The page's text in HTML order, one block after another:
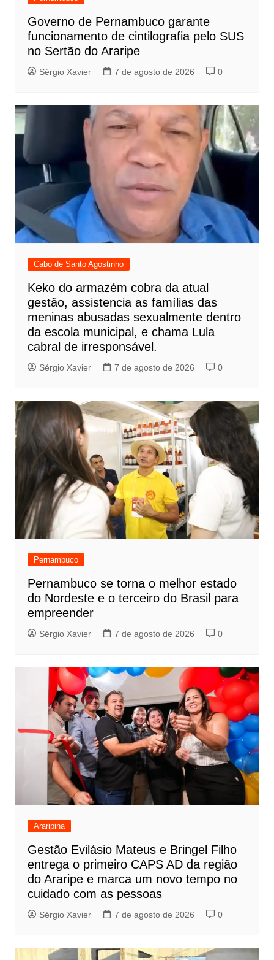
Governo de Pernambuco garante
funcionamento de cintilografia pelo SUS
no Sertão do Araripe
Sérgio Xavier 7 de agosto de 2026 0
Cabo de Santo Agostinho
Keko do armazém cobra da atual
gestão, assistencia as famílias das
meninas abusadas sexualmente dentro
da escola municipal, e chama Lula
cabral de irresponsável.
Sérgio Xavier 7 de agosto de 2026 0
Pernambuco
Pernambuco se torna o melhor estado
do Nordeste e o terceiro do Brasil para
empreender
Sérgio Xavier 7 de agosto de 2026 0
Araripina
Gestão Evilásio Mateus e Bringel Filho
entrega o primeiro CAPS AD da região
do Araripe e marca um novo tempo no
cuidado com as pessoas
Sérgio Xavier 7 de agosto de 2026 0